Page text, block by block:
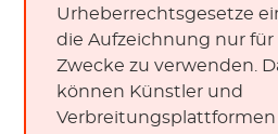
Urheberrechtsgesetze
die Aufzeichnung nur für
Zwecke zu verwenden.
können Künstler und
Verbreitungsplattformen